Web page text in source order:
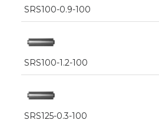
SRS100-0.9-100
SRS100-1.2-100
SRS125-0.3-100